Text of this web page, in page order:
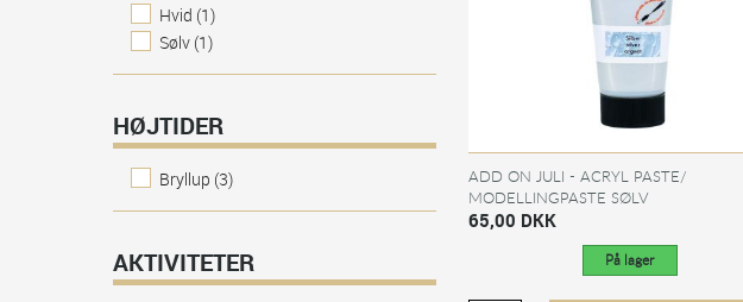
Hvid (1)
Sølv (1)
HØJTIDER
Bryllup (3)
AKTIVITETER
ADD ON JULI - ACRYL PASTE/
MODELLINGPASTE SØLV
65,00 DKK
På lager